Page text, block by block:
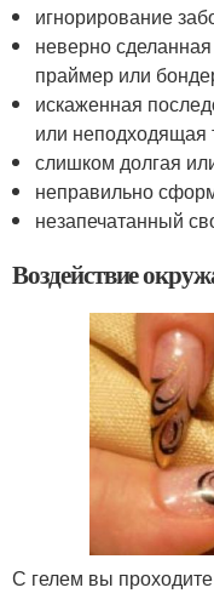
игнорирование
неверно
праймер или
искаженная
или неподходящая
слишком долгая
неправильно
незапечатанный
Воздействие
С гелем вы